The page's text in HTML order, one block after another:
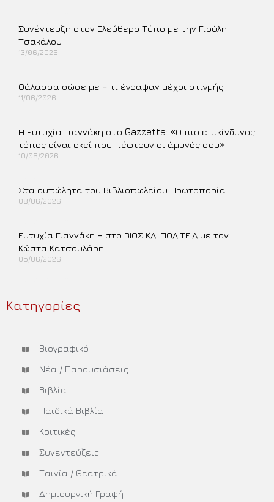
Συνέντευξη στον Ελεύθερο Τύπο με την Γιούλη
Τσακάλου
13/06/2026
Θάλασσα σώσε με – τι έγραψαν μέχρι στιγμής
11/06/2026
Η Ευτυχία Γιαννάκη στο Gazzetta: «Ο πιο επικίνδυνος
τόπος είναι εκεί που πέφτουν οι άμυνές σου»
10/06/2026
Στα ευπώλητα του Βιβλιοπωλείου Πρωτοπορία
08/06/2026
Ευτυχία Γιαννάκη – στο ΒΙΟΣ ΚΑΙ ΠΟΛΙΤΕΙΑ με τον
Κώστα Κατσουλάρη
05/06/2026
Κατηγορίες
Βιογραφικό
Νέα / Παρουσιάσεις
Βιβλία
Παιδικά Βιβλία
Κριτικές
Συνεντεύξεις
Ταινία / Θεατρικά
Δημιουργική Γραφή